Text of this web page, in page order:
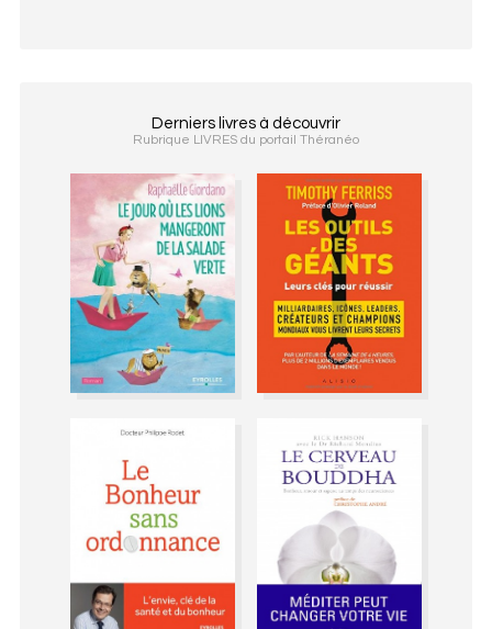
Derniers livres à découvrir
Rubrique LIVRES du portail Théranéo